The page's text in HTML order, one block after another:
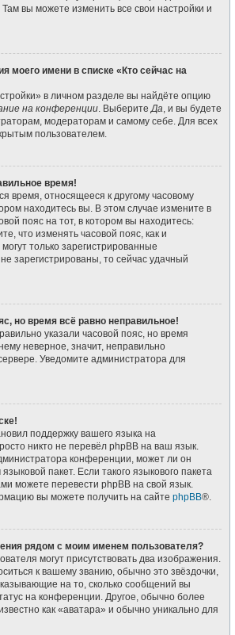
Там вы можете изменить все свои настройки и
моего имени в списке «Кто сейчас на
в личном разделе вы найдёте опцию
на конференции. ВыберитеДа, и вы будете
модераторам и самому себе. Для всех
пользователем.
время!
время, относящееся к другому часовому
находитесь вы. В этом случае измените в
пояс на тот, в котором вы находитесь:
что изменять часовой пояс, как и
только зарегистрированные
зарегистрированы, то сейчас удачный
но время всё равно неправильное!
указали часовой пояс, но время
неверное, значит, неправильно
Уведомите администратора для
поддержку вашего языка на
никто не перевёл phpBB на ваш язык.
конференции, может ли он
пакет. Если такого языкового пакета
можете перевести phpBB на свой язык.
вы можете получить на сайте phpBB®.
рядом с моим именем пользователя?
могут присутствовать два изображения.
к вашему званию, обычно это звёздочки,
на то, сколько сообщений вы
на конференции. Другое, обычно более
как «аватара» и обычно уникально для